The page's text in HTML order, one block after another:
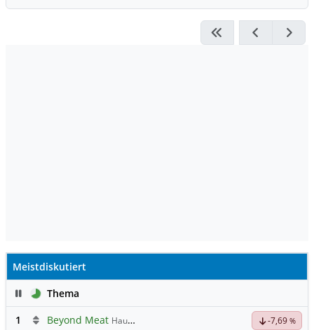
Meistdiskutiert
PauseThema
1
Beyond Meat Hauptdiskussion -7,69 %